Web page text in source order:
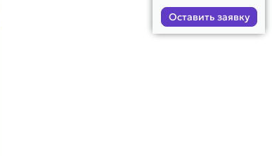
Оставить заявку